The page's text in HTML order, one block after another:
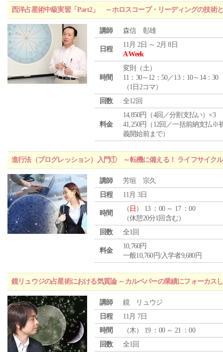
西洋占星術中級実習「Part2」 ～ホロスコープ・リーディングの技術
講師 森信 彰雄
日程
11月 2日 ～ 2月 8日
A Week
時間
変則（土）
11：30～12：50／13：10～14：30
（1日2コマ）
回数
全12回
料金
14,850円（4回／分割支払い）×3
41,250円（12回／一括前納支払※
義開始前まで）
進行法（プログレッション）入門① ～転機に備える！ ライフサイク
講師
芳垣 宗久
日程
11月 3日
時間
（ 日 ） 13 ：00 ～ 17 ：00
（休憩20分1回含む）
回数
全1回
料金
10,760円
一般10,760円/入学者9,680円
鏡リュウジの占星術における気質論 ～カルペパーの業績にフォーカス
講師
鏡 リュウジ
日程
11月 7日
時間
（木） 19 ：00 ～ 21 ：00
回数
全1回